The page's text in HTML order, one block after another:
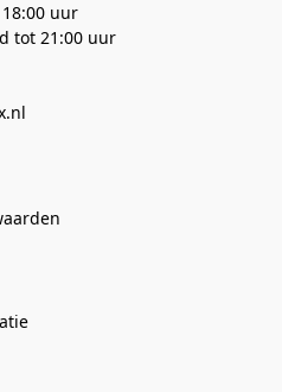
uur
tot 21:00 uur